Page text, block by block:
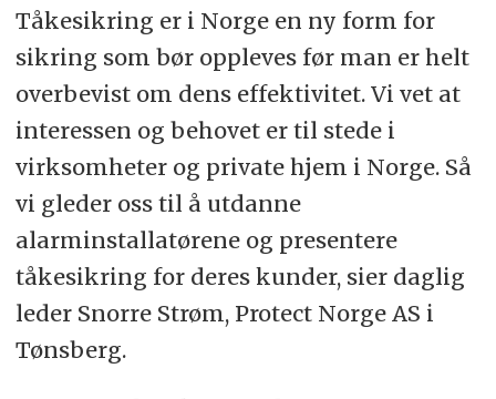
Tåkesikring er i Norge en ny form for
sikring som bør oppleves før man er helt
overbevist om dens effektivitet. Vi vet at
interessen og behovet er til stede i
virksomheter og private hjem i Norge. Så
vi gleder oss til å utdanne
alarminstallatørene og presentere
tåkesikring for deres kunder, sier daglig
leder Snorre Strøm, Protect Norge AS i
Tønsberg.